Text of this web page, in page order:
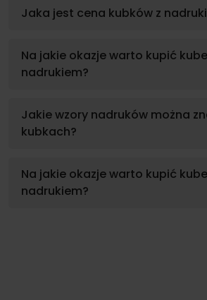
Jaka jest cena kubków z
Na jakie okazje warto kupić
nadrukiem?
Jakie wzory nadruków można
kubkach?
Na jakie okazje warto kupić
nadrukiem?